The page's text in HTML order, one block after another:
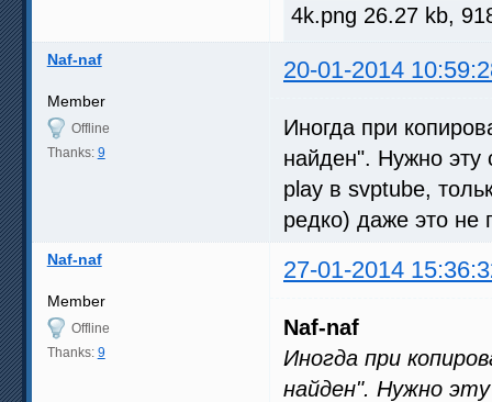
4k.png 26.27 kb,
Naf-naf 20-01-2014
Member
Offline
Thanks: 9
Иногда при
найден". Нужно эту
play в svptube,
редко) даже это не
Naf-naf 27-01-2014
Member
Offline
Thanks: 9
Naf-naf
Иногда при
найден". Нужно